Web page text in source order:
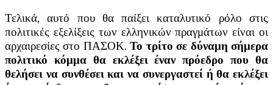
Τελικά, αυτό που θα παίξει καταλυτικό ρόλο στις
πολιτικές εξελίξεις των ελληνικών πραγμάτων είναι οι
αρχαιρεσίες στο ΠΑΣΟΚ.Το τρίτο σε δύναμη σήμερα
πολιτικό κόμμα θα εκλέξει έναν πρόεδρο που θα
θελήσει να συνθέσει και να συνεργαστεί ή θα εκλέξει